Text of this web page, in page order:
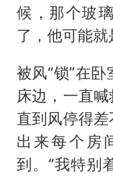
候，那个玻
了，他可能
被风“锁”在
床边，一直喊
直到风停得
出来每个房
到。“我特别